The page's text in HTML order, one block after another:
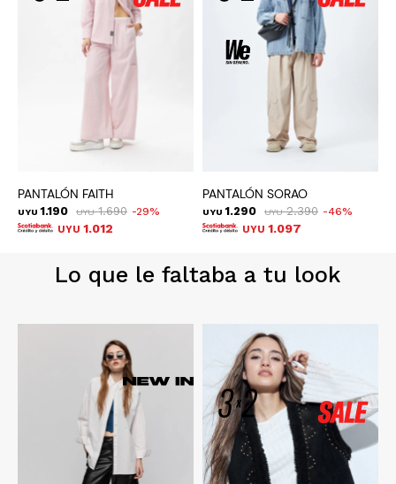
PANTALÓN FAITH
UYU 1.190 UYU 1.690 29
UYU 1.012
PANTALÓN SORAO
UYU 1.290 UYU 2.390 46
UYU 1.097
Lo que le faltaba a tu look